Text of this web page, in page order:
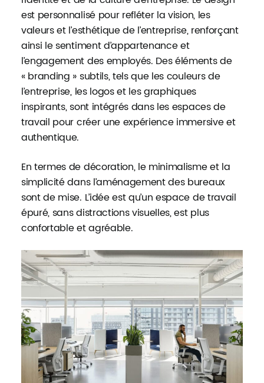
est personnalisé pour refléter la vision, les
valeurs et l’esthétique de l’entreprise, renforçant
ainsi le sentiment d’appartenance et
l’engagement des employés. Des éléments de
« branding » subtils, tels que les couleurs de
l’entreprise, les logos et les graphiques
inspirants, sont intégrés dans les espaces de
travail pour créer une expérience immersive et
authentique.
En termes de décoration, le minimalisme et la
simplicité dans l’aménagement des bureaux
sont de mise. L’idée est qu’un espace de travail
épuré, sans distractions visuelles, est plus
confortable et agréable.